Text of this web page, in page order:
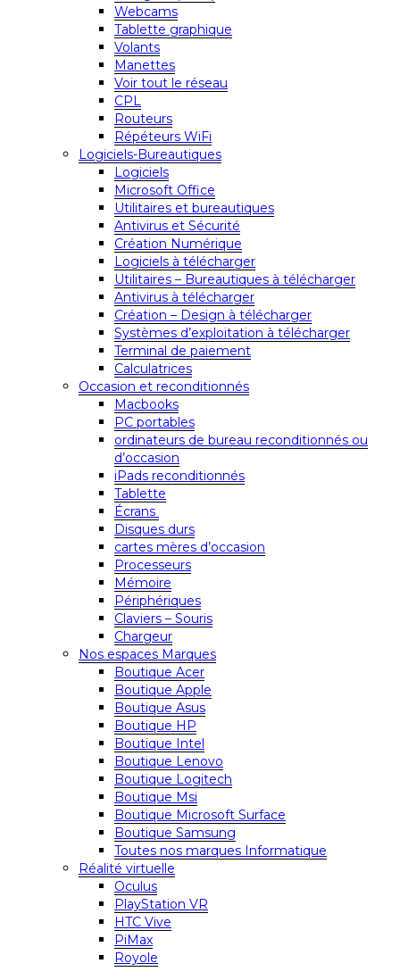
Webcams
Tablette graphique
Volants
Manettes
Voir tout le réseau
CPL
Routeurs
Répéteurs WiFi
Logiciels-Bureautiques
Logiciels
Microsoft Office
Utilitaires et bureautiques
Antivirus et Sécurité
Création Numérique
Logiciels à télécharger
Utilitaires – Bureautiques à télécharger
Antivirus à télécharger
Création – Design à télécharger
Systèmes d’exploitation à télécharger
Terminal de paiement
Calculatrices
Occasion et reconditionnés
Macbooks
PC portables
ordinateurs de bureau reconditionnés ou
d’occasion
iPads reconditionnés
Tablette
Écrans
Disques durs
cartes mères d’occasion
Processeurs
Mémoire
Périphériques
Claviers – Souris
Chargeur
Nos espaces Marques
Boutique Acer
Boutique Apple
Boutique Asus
Boutique HP
Boutique Intel
Boutique Lenovo
Boutique Logitech
Boutique Msi
Boutique Microsoft Surface
Boutique Samsung
Toutes nos marques Informatique
Réalité virtuelle
Oculus
PlayStation VR
HTC Vive
PiMax
Royole